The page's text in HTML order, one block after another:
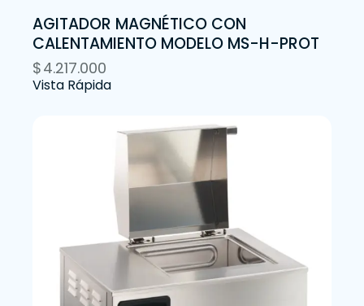
AGITADOR MAGNÉTICO CON
CALENTAMIENTO MODELO MS-H-PROT
$4.217.000
Vista Rápida